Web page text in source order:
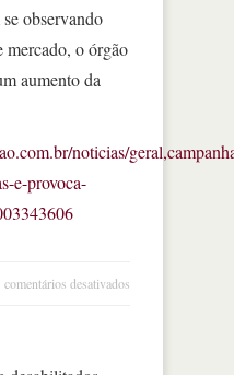
observando
mercado, o órgão
aumento da
noticias/
e-provoca-
comentários desativados